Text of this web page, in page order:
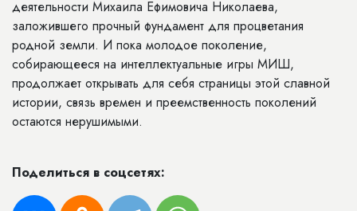
деятельности Михаила Ефимовича Николаева,
заложившего прочный фундамент для процветания
родной земли. И пока молодое поколение,
собирающееся на интеллектуальные игры МИШ,
продолжает открывать для себя страницы этой славной
истории, связь времен и преемственность поколений
остаются нерушимыми.
Поделиться в соцсетях: